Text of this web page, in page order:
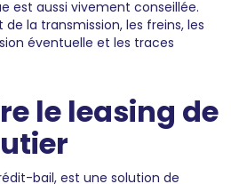
est aussi vivement conseillée.
la transmission, les freins, les
éventuelle et les traces
le leasing de
bail, est une solution de